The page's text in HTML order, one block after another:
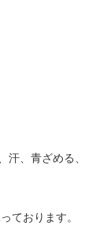
、青ざめる、
ております。